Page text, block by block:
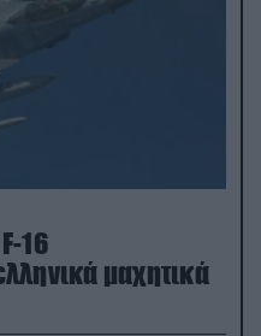
16
μαχητικά